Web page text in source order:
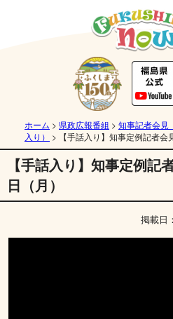
ホーム > 県政広報番組 > 知事記者会見
入り）
> 【手話入り】知事定例記者会
【手話入り】知事定例記
日（月）
掲載日